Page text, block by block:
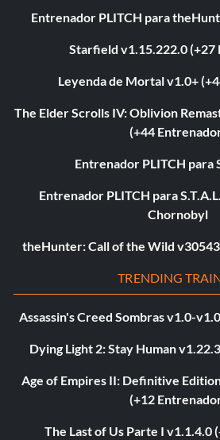
Entrenador PLITCH para
Starfield v1.15.222.0 (+27
Leyenda de Mortal v1.0+
The Elder Scrolls IV: Oblivion
(+44
Entrenador PLITCH para
Entrenador PLITCH para
Chornobyl
theHunter: Call of the Wild
TRENDING
Assassin's Creed Sombras v1.0-
Dying Light 2: Stay Human
Age of Empires II: Definitive
(+12
The Last of Us Parte I v1.1.4.0